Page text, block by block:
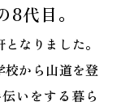
代目。
なりました。
校から山道を登
いをする暮ら